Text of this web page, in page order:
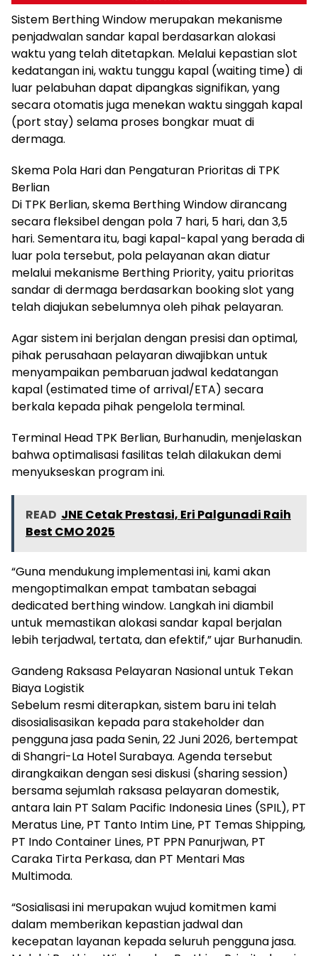
Sistem Berthing Window merupakan mekanisme
penjadwalan sandar kapal berdasarkan alokasi
waktu yang telah ditetapkan. Melalui kepastian slot
kedatangan ini, waktu tunggu kapal (waiting time) di
luar pelabuhan dapat dipangkas signifikan, yang
secara otomatis juga menekan waktu singgah kapal
(port stay) selama proses bongkar muat di
dermaga.
Skema Pola Hari dan Pengaturan Prioritas di TPK
Berlian
Di TPK Berlian, skema Berthing Window dirancang
secara fleksibel dengan pola 7 hari, 5 hari, dan 3,5
hari. Sementara itu, bagi kapal-kapal yang berada di
luar pola tersebut, pola pelayanan akan diatur
melalui mekanisme Berthing Priority, yaitu prioritas
sandar di dermaga berdasarkan booking slot yang
telah diajukan sebelumnya oleh pihak pelayaran.
Agar sistem ini berjalan dengan presisi dan optimal,
pihak perusahaan pelayaran diwajibkan untuk
menyampaikan pembaruan jadwal kedatangan
kapal (estimated time of arrival/ETA) secara
berkala kepada pihak pengelola terminal.
Terminal Head TPK Berlian, Burhanudin, menjelaskan
bahwa optimalisasi fasilitas telah dilakukan demi
menyukseskan program ini.
READ JNE Cetak Prestasi, Eri Palgunadi Raih
Best CMO 2025
“Guna mendukung implementasi ini, kami akan
mengoptimalkan empat tambatan sebagai
dedicated berthing window. Langkah ini diambil
untuk memastikan alokasi sandar kapal berjalan
lebih terjadwal, tertata, dan efektif,” ujar Burhanudin.
Gandeng Raksasa Pelayaran Nasional untuk Tekan
Biaya Logistik
Sebelum resmi diterapkan, sistem baru ini telah
disosialisasikan kepada para stakeholder dan
pengguna jasa pada Senin, 22 Juni 2026, bertempat
di Shangri-La Hotel Surabaya. Agenda tersebut
dirangkaikan dengan sesi diskusi (sharing session)
bersama sejumlah raksasa pelayaran domestik,
antara lain PT Salam Pacific Indonesia Lines (SPIL), PT
Meratus Line, PT Tanto Intim Line, PT Temas Shipping,
PT Indo Container Lines, PT PPN Panurjwan, PT
Caraka Tirta Perkasa, dan PT Mentari Mas
Multimoda.
“Sosialisasi ini merupakan wujud komitmen kami
dalam memberikan kepastian jadwal dan
kecepatan layanan kepada seluruh pengguna jasa.